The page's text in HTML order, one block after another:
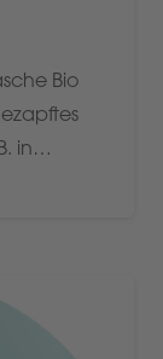
Bio
in…